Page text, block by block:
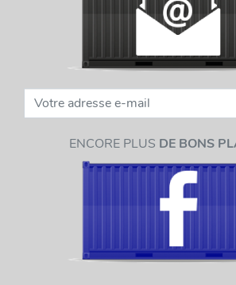
ENCORE PLUS DE BONS